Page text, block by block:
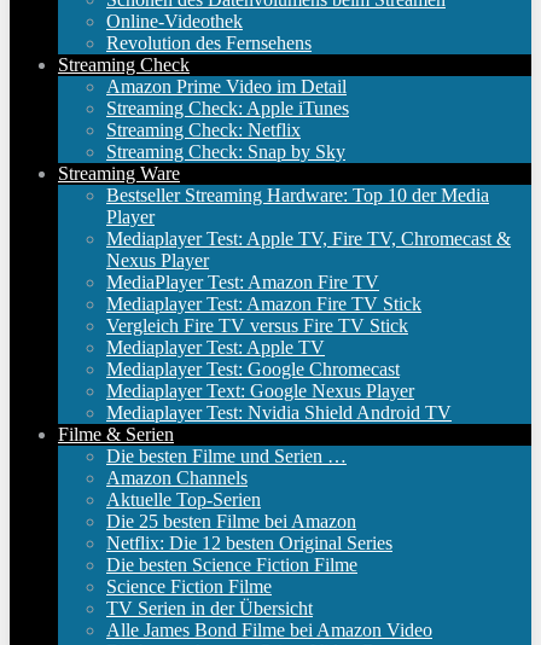
Online-Videothek
Revolution des Fernsehens
Streaming Check
Amazon Prime Video im Detail
Streaming Check: Apple iTunes
Streaming Check: Netflix
Streaming Check: Snap by Sky
Streaming Ware
Bestseller Streaming Hardware: Top 10 der Media
Player
Mediaplayer Test: Apple TV, Fire TV, Chromecast &
Nexus Player
MediaPlayer Test: Amazon Fire TV
Mediaplayer Test: Amazon Fire TV Stick
Vergleich Fire TV versus Fire TV Stick
Mediaplayer Test: Apple TV
Mediaplayer Test: Google Chromecast
Mediaplayer Text: Google Nexus Player
Mediaplayer Test: Nvidia Shield Android TV
Filme & Serien
Die besten Filme und Serien …
Amazon Channels
Aktuelle Top-Serien
Die 25 besten Filme bei Amazon
Netflix: Die 12 besten Original Series
Die besten Science Fiction Filme
Science Fiction Filme
TV Serien in der Übersicht
Alle James Bond Filme bei Amazon Video